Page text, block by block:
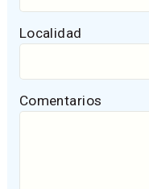
Localidad
Comentarios